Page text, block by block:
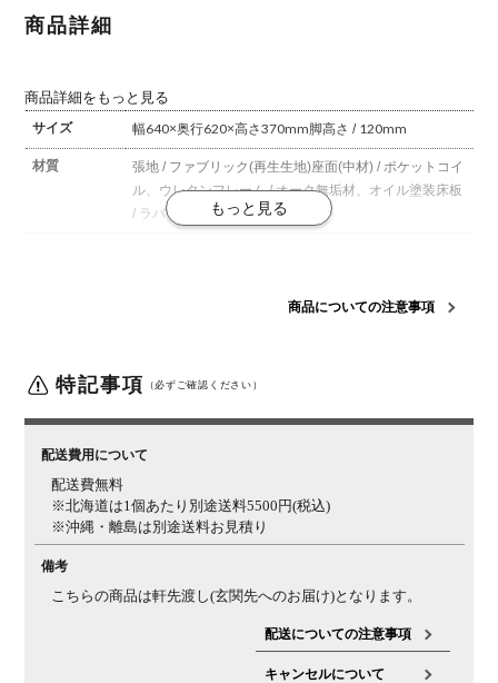
ソファ 北欧
モダン カフ
商品詳細
商品詳細をもっと見る
サイズ
幅640×奥行620×高さ370mm脚高さ / 120mm
材質 張地 / ファブリック(再生生地)座面(中材) / ポケットコイ
ル、ウレタンフレーム / オーク無垢材、オイル塗装 床板
/ ラバーウッド集成材
組み立て お客様組立品
備考 座クッション裏 / 滑り止め付きフルカバーリング仕様(ド
ライクリーニング可能)
商品についての注意事項
特記事項 （必ずご確認ください）
配送費用について
配送費無料
※北海道は1個あたり別途送料5500円(税込)
※沖縄・離島は別途送料お見積り
備考
こちらの商品は軒先渡し(玄関先へのお届け)となります。
配送についての注意事項
キャンセルについて